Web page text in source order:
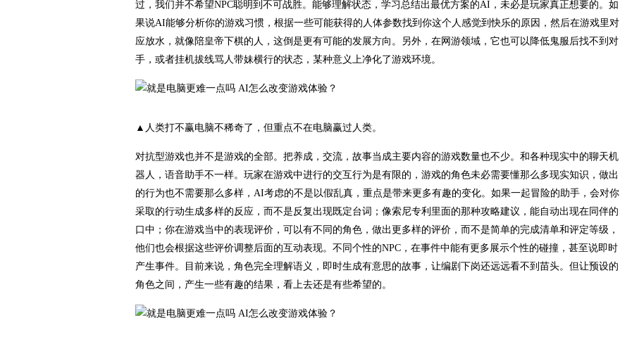
过，我们并不希望NPC聪明到不可战胜。能够理解状态，学习总结出最优方案的AI，未必是玩家真正想要的。如
果说AI能够分析你的游戏习惯，根据一些可能获得的人体参数找到你这个人感觉到快乐的原因，然后在游戏里对
应放水，就像陪皇帝下棋的人，这倒是更有可能的发展方向。另外，在网游领域，它也可以降低鬼服后找不到对
手，或者挂机拔线骂人带妹横行的状态，某种意义上净化了游戏环境。
▲人类打不赢电脑不稀奇了，但重点不在电脑赢过人类。
对抗型游戏也并不是游戏的全部。把养成，交流，故事当成主要内容的游戏数量也不少。和各种现实中的聊天机
器人，语音助手不一样。玩家在游戏中进行的交互行为是有限的，游戏的角色未必需要懂那么多现实知识，做出
的行为也不需要那么多样，AI考虑的不是以假乱真，重点是带来更多有趣的变化。如果一起冒险的助手，会对你
采取的行动生成多样的反应，而不是反复出现既定台词；像索尼专利里面的那种攻略建议，能自动出现在同伴的
口中；你在游戏当中的表现评价，可以有不同的角色，做出更多样的评价，而不是简单的完成清单和评定等级，
他们也会根据这些评价调整后面的互动表现。不同个性的NPC，在事件中能有更多展示个性的碰撞，甚至说即时
产生事件。目前来说，角色完全理解语义，即时生成有意思的故事，让编剧下岗还远远看不到苗头。但让预设的
角色之间，产生一些有趣的结果，看上去还是有些希望的。